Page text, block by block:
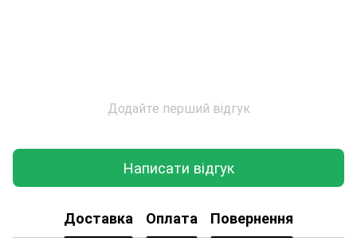
Додайте перший відгук
Написати відгук
Доставка Оплата Повернення